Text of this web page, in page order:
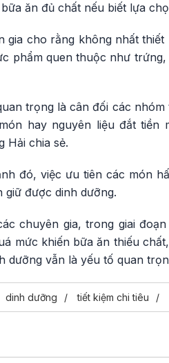
ăn đủ chất nếu biết lựa
gia cho rằng không nhất
phẩm quen thuộc như
trọng là cân đối các
hay nguyên liệu đắt tiền
Hải chia sẻ.
đó, việc ưu tiên các món
giữ được dinh dưỡng.
chuyên gia, trong giai
mức khiến bữa ăn thiếu
dưỡng vẫn là yếu tố quan
dinh dưỡng tiết kiệm chi tiêu